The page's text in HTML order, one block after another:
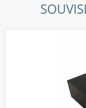
90 ° X 90 °
Maximalizuje
zaostřování